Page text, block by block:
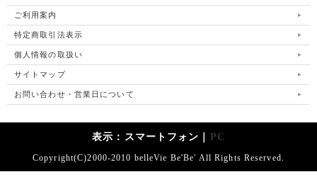
ご利用案内
特定商取引法表示
個人情報の取扱い
サイトマップ
お問い合わせ・営業日について
表示：スマートフォン｜ PC
Copyright(C)2000-2010 belleVie Be'Be' All Rights Reserved.